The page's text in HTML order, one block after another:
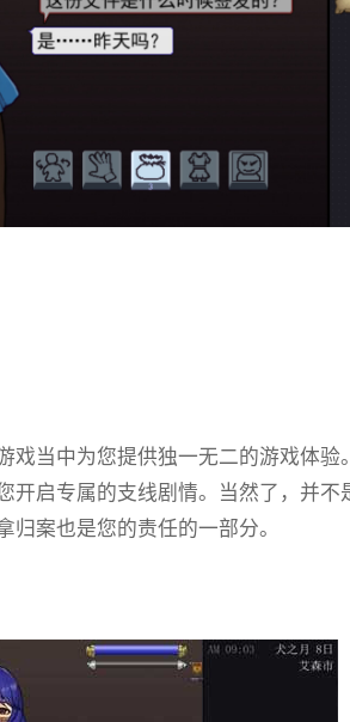
当中为您提供独一无二的游戏体验
启专属的支线剧情。当然了，并不
案也是您的责任的一部分。